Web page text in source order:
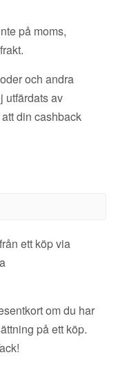
på moms,
och andra
utfärdats av
din cashback
ett köp via
om du har
på ett köp.